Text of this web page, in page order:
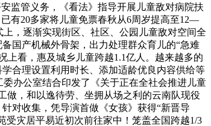
监管义务，《看法》指导开展儿童敌对病院扶
有20多家将儿童免票春秋从6周岁提高至12—
，逐渐实现街区、社区、公园儿童敌对空间全
国产机械外骨架，出力处理群众育儿的“急难
上看，惠及城乡儿童跨越1.1亿人。越来越多的
合理设置利用时长、添加适龄优良内容供给等
办公室结合印发了《关于正在全社会推进儿童
做，和以逸待劳、坐拥从场之利的云南队现役
对收集，凭导演首做《女孩》获得“新晋导
受灾居平易近初次前往家中！笼盖全国跨越1/3